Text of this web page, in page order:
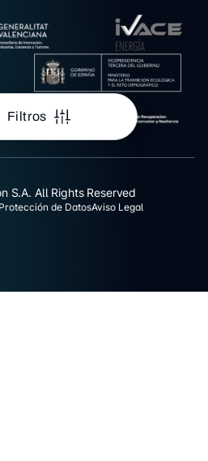
Filtros
S.A. All Rights Reserved
de DatosAviso Legal